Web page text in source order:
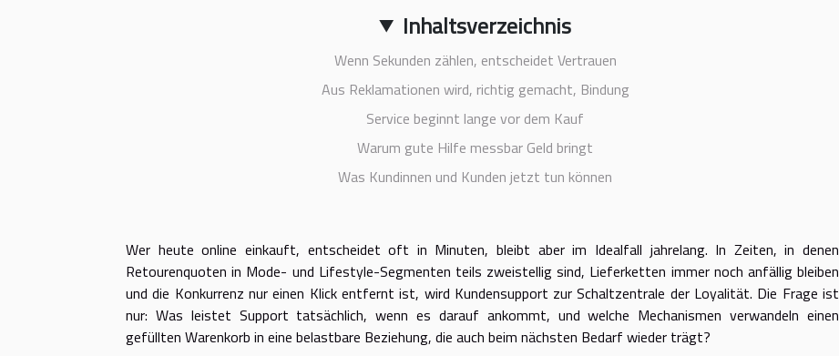
Inhaltsverzeichnis
Wenn Sekunden zählen, entscheidet Vertrauen
Aus Reklamationen wird, richtig gemacht, Bindung
Service beginnt lange vor dem Kauf
Warum gute Hilfe messbar Geld bringt
Was Kundinnen und Kunden jetzt tun können
Wer heute online einkauft, entscheidet oft in Minuten, bleibt aber im Idealfall jahrelang. In Zeiten, in denen
Retourenquoten in Mode- und Lifestyle-Segmenten teils zweistellig sind, Lieferketten immer noch anfällig bleiben
und die Konkurrenz nur einen Klick entfernt ist, wird Kundensupport zur Schaltzentrale der Loyalität. Die Frage ist
nur: Was leistet Support tatsächlich, wenn es darauf ankommt, und welche Mechanismen verwandeln einen
gefüllten Warenkorb in eine belastbare Beziehung, die auch beim nächsten Bedarf wieder trägt?